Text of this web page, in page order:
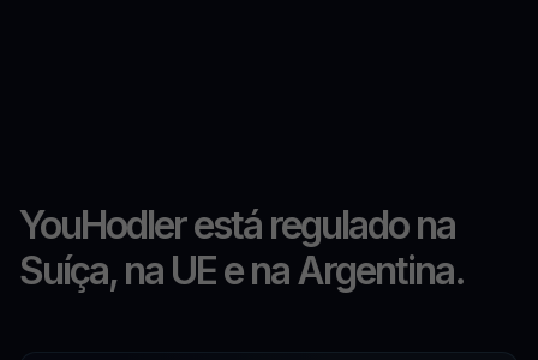
YouHodler está regulado na
Suíça, na UE e na Argentina.